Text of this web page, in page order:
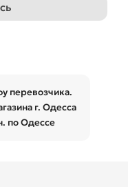
перевозчика.
г. Одесса
по Одессе